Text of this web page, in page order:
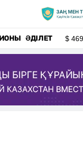
ӘДІЛЕТ $